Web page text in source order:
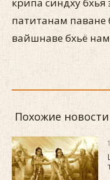
патитанам паване
вайшнаве бхьё
Похожие новости